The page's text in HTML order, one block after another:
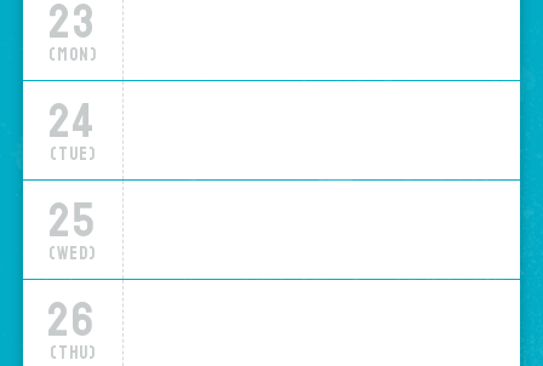
23
(Mon)
24
(Tue)
25
(Wed)
26
(Thu)